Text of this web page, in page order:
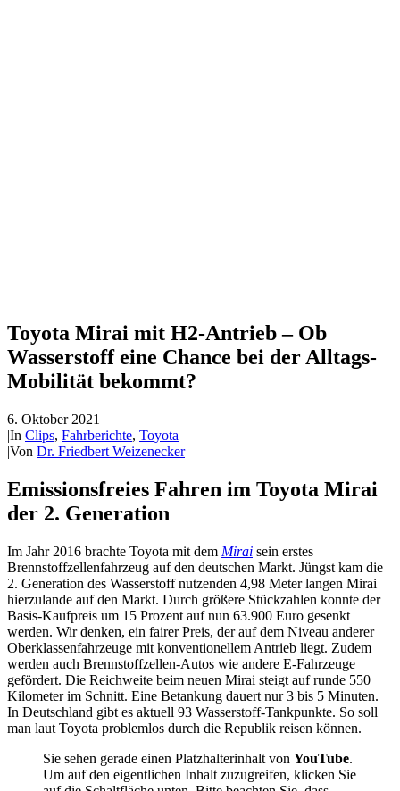
Toyota Mirai mit H2-Antrieb – Ob
Wasserstoff eine Chance bei der Alltags-
Mobilität bekommt?
6. Oktober 2021
|In Clips, Fahrberichte, Toyota
|Von Dr. Friedbert Weizenecker
Emissionsfreies Fahren im Toyota Mirai
der 2. Generation
Im Jahr 2016 brachte Toyota mit dem Mirai sein erstes
Brennstoffzellenfahrzeug auf den deutschen Markt. Jüngst kam die
2. Generation des Wasserstoff nutzenden 4,98 Meter langen Mirai
hierzulande auf den Markt. Durch größere Stückzahlen konnte der
Basis-Kaufpreis um 15 Prozent auf nun 63.900 Euro gesenkt
werden. Wir denken, ein fairer Preis, der auf dem Niveau anderer
Oberklassenfahrzeuge mit konventionellem Antrieb liegt. Zudem
werden auch Brennstoffzellen-Autos wie andere E-Fahrzeuge
gefördert. Die Reichweite beim neuen Mirai steigt auf runde 550
Kilometer im Schnitt. Eine Betankung dauert nur 3 bis 5 Minuten.
In Deutschland gibt es aktuell 93 Wasserstoff-Tankpunkte. So soll
man laut Toyota problemlos durch die Republik reisen können.
Sie sehen gerade einen Platzhalterinhalt von YouTube.
Um auf den eigentlichen Inhalt zuzugreifen, klicken Sie